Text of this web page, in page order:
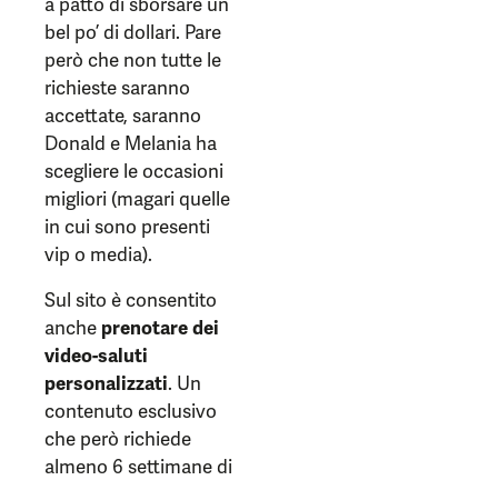
bel po’ di dollari. Pare
però che non tutte le
richieste saranno
accettate, saranno
Donald e Melania ha
scegliere le occasioni
migliori (magari quelle
in cui sono presenti
vip o media).
Sul sito è consentito
anche prenotare dei
video-saluti
personalizzati. Un
contenuto esclusivo
che però richiede
almeno 6 settimane di